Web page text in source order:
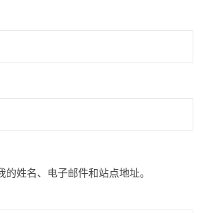
姓名、电子邮件和站点地址。